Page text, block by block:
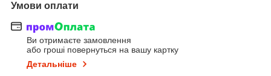
Умови оплати
Ви отримаєте замовлення
або гроші повернуться на вашу картку
Детальніше